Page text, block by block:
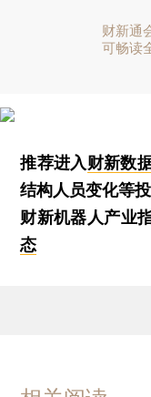
财新通
可畅读
推荐进入财新数
结构人员变化等投
财新机器人产业
态